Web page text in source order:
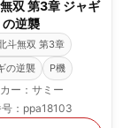
双 第3章 ジャギ
の逆襲
斗無双 第3章
の逆襲
P機
ー：サミー
：ppa18103